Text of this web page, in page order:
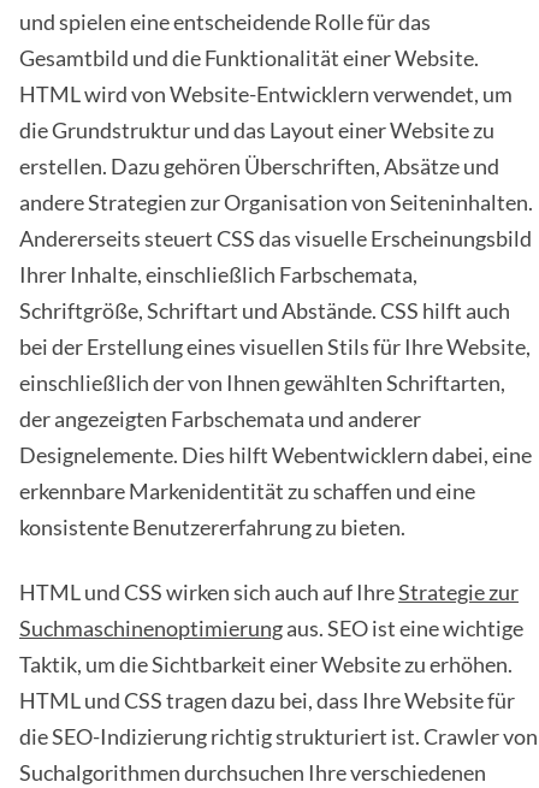
und spielen eine entscheidende Rolle für das
Gesamtbild und die Funktionalität einer Website.
HTML wird von Website-Entwicklern verwendet, um
die Grundstruktur und das Layout einer Website zu
erstellen. Dazu gehören Überschriften, Absätze und
andere Strategien zur Organisation von Seiteninhalten.
Andererseits steuert CSS das visuelle Erscheinungsbild
Ihrer Inhalte, einschließlich Farbschemata,
Schriftgröße, Schriftart und Abstände. CSS hilft auch
bei der Erstellung eines visuellen Stils für Ihre Website,
einschließlich der von Ihnen gewählten Schriftarten,
der angezeigten Farbschemata und anderer
Designelemente. Dies hilft Webentwicklern dabei, eine
erkennbare Markenidentität zu schaffen und eine
konsistente Benutzererfahrung zu bieten.
HTML und CSS wirken sich auch auf IhreStrategie zur
Suchmaschinenoptimierungaus. SEO ist eine wichtige
Taktik, um die Sichtbarkeit einer Website zu erhöhen.
HTML und CSS tragen dazu bei, dass Ihre Website für
die SEO-Indizierung richtig strukturiert ist. Crawler von
Suchalgorithmen durchsuchen Ihre verschiedenen